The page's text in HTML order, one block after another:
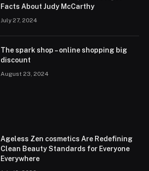
Facts About Judy McCarthy
July 27, 2024
The spark shop – online shopping big
discount
August 23, 2024
Ageless Zen cosmetics Are Redefining
Clean Beauty Standards for Everyone
Everywhere